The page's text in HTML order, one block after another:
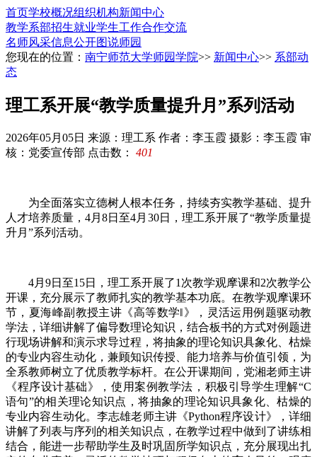
首页学校概况组织机构新闻中心
教学系部招生就业学生工作合作交流
名师风采信息公开图说师园
您现在的位置： 南宁师范大学师园学院>> 新闻中心>> 系部动
态
理工系开展“教学质量提升月”系列活动
2026年05月05日 来源：理工系 作者：李玉霞 摄影：李玉霞 审
核：党委宣传部 点击数： 401
为全面落实立德树人根本任务，持续夯实教学基础、提升
人才培养质量，4月8日至4月30日，理工系开展了“教学质量提
升月”系列活动。
4月9日至15日，理工系开展了1次教学观摩课和2次教学公
开课，充分展示了教师扎实的教学基本功底。在教学观摩课环
节，夏海峰副教授主讲《高等数学‖》，灵活运用例题驱动教
学法，详细讲解了偏导数理论知识，结合板书的方式对例题进
行现场讲解和演示求导过程，将抽象的理论知识具象化、枯燥
的专业内容生动化，兼顾知识传授、能力培养与价值引领，为
全系教师树立了优质教学标杆。在公开课期间，党湘老师主讲
《程序设计基础》，使用案例教学法，积极引导学生理解“C
语句”的相关理论知识点，将抽象的理论知识具象化、枯燥的
专业内容生动化。李志雄老师主讲《Python程序设计》，详细
讲解了列表与序列的相关知识点，在教学过程中做到了讲练相
结合，能进一步帮助学生及时巩固所学知识点，充分展现出扎